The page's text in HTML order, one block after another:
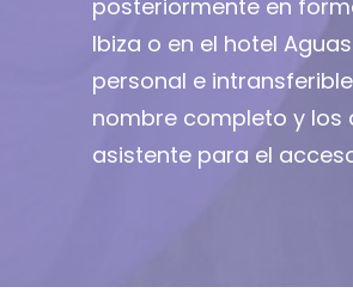
posteriormente en
Ibiza o en el hotel
personal e
nombre completo y los
asistente para el